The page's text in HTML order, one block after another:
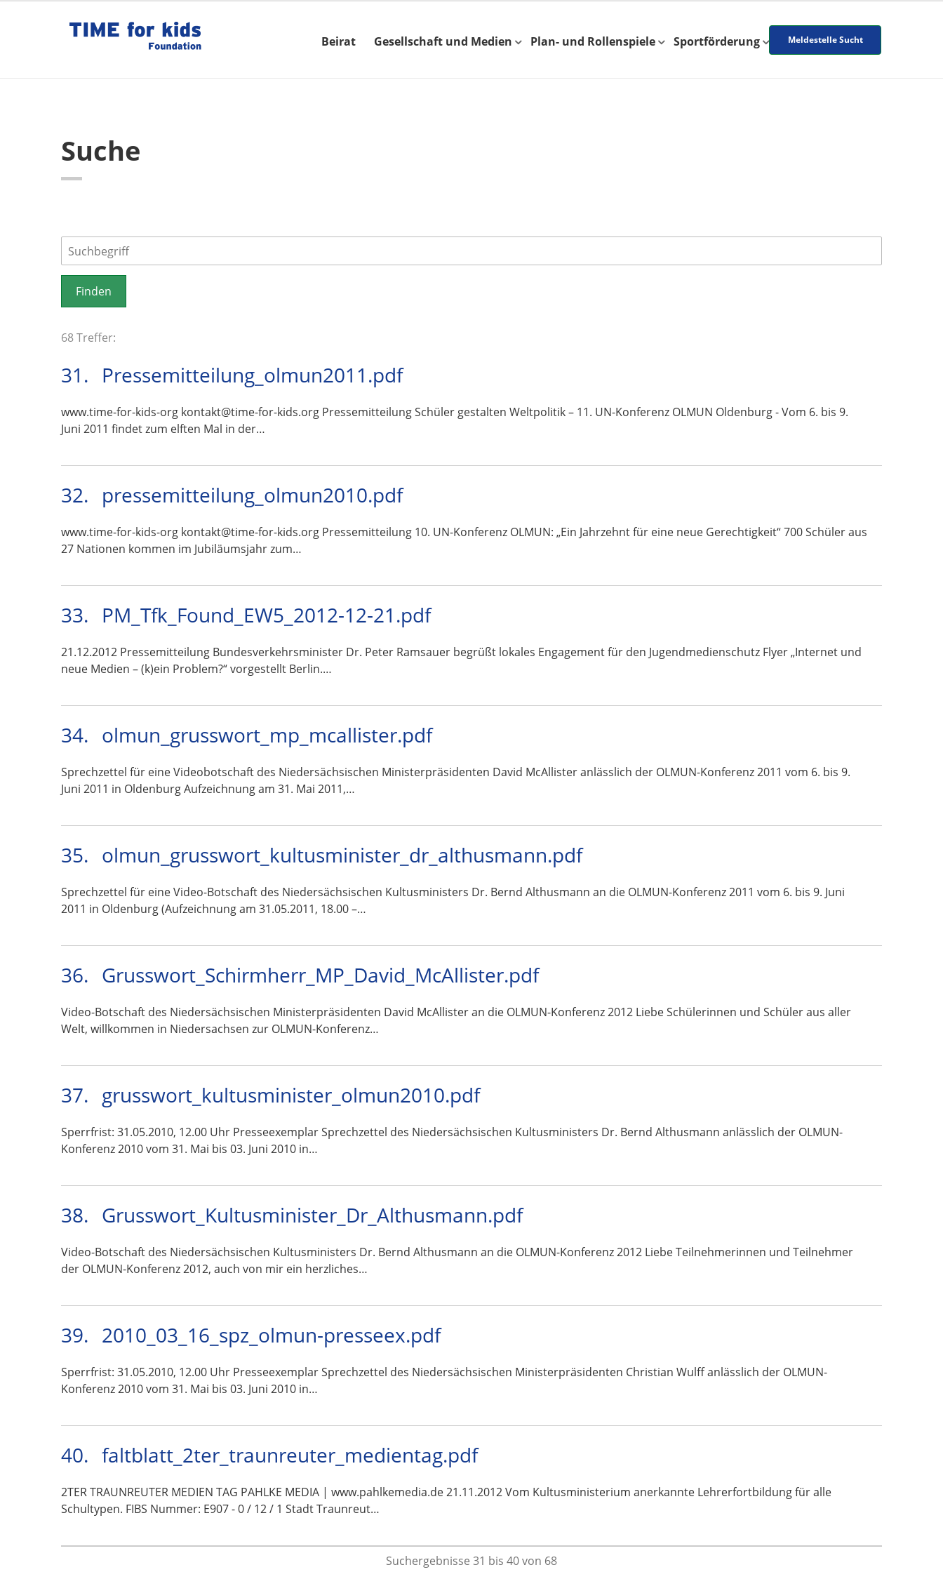
Beirat Gesellschaft und Medien Plan- und Rollenspiele Sportförderung Meldestelle Sucht
Suche
68 Treffer:
31. Pressemitteilung_olmun2011.pdf
www.time-for-kids-org kontakt@time-for-kids.org Pressemitteilung Schüler gestalten Weltpolitik – 11. UN-Konferenz OLMUN Oldenburg - Vom 6. bis 9.
Juni 2011 findet zum elften Mal in der…
32. pressemitteilung_olmun2010.pdf
www.time-for-kids-org kontakt@time-for-kids.org Pressemitteilung 10. UN-Konferenz OLMUN: „Ein Jahrzehnt für eine neue Gerechtigkeit“ 700 Schüler aus
27 Nationen kommen im Jubiläumsjahr zum…
33. PM_Tfk_Found_EW5_2012-12-21.pdf
21.12.2012 Pressemitteilung Bundesverkehrsminister Dr. Peter Ramsauer begrüßt lokales Engagement für den Jugendmedienschutz Flyer „Internet und
neue Medien – (k)ein Problem?“ vorgestellt Berlin.…
34. olmun_grusswort_mp_mcallister.pdf
Sprechzettel für eine Videobotschaft des Niedersächsischen Ministerpräsidenten David McAllister anlässlich der OLMUN-Konferenz 2011 vom 6. bis 9.
Juni 2011 in Oldenburg Aufzeichnung am 31. Mai 2011,…
35. olmun_grusswort_kultusminister_dr_althusmann.pdf
Sprechzettel für eine Video-Botschaft des Niedersächsischen Kultusministers Dr. Bernd Althusmann an die OLMUN-Konferenz 2011 vom 6. bis 9. Juni
2011 in Oldenburg (Aufzeichnung am 31.05.2011, 18.00 –…
36. Grusswort_Schirmherr_MP_David_McAllister.pdf
Video-Botschaft des Niedersächsischen Ministerpräsidenten David McAllister an die OLMUN-Konferenz 2012 Liebe Schülerinnen und Schüler aus aller
Welt, willkommen in Niedersachsen zur OLMUN-Konferenz…
37. grusswort_kultusminister_olmun2010.pdf
Sperrfrist: 31.05.2010, 12.00 Uhr Presseexemplar Sprechzettel des Niedersächsischen Kultusministers Dr. Bernd Althusmann anlässlich der OLMUN-
Konferenz 2010 vom 31. Mai bis 03. Juni 2010 in…
38. Grusswort_Kultusminister_Dr_Althusmann.pdf
Video-Botschaft des Niedersächsischen Kultusministers Dr. Bernd Althusmann an die OLMUN-Konferenz 2012 Liebe Teilnehmerinnen und Teilnehmer
der OLMUN-Konferenz 2012, auch von mir ein herzliches…
39. 2010_03_16_spz_olmun-presseex.pdf
Sperrfrist: 31.05.2010, 12.00 Uhr Presseexemplar Sprechzettel des Niedersächsischen Ministerpräsidenten Christian Wulff anlässlich der OLMUN-
Konferenz 2010 vom 31. Mai bis 03. Juni 2010 in…
40. faltblatt_2ter_traunreuter_medientag.pdf
2TER TRAUNREUTER MEDIEN TAG PAHLKE MEDIA | www.pahlkemedia.de 21.11.2012 Vom Kultusministerium anerkannte Lehrerfortbildung für alle
Schultypen. FIBS Nummer: E907 - 0 / 12 / 1 Stadt Traunreut…
Suchergebnisse 31 bis 40 von 68